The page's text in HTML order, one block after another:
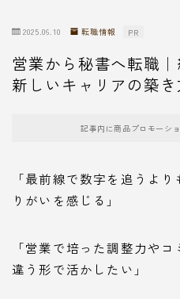
2025.06.10 転職情報 PR
営業から秘書へ転職｜
新しいキャリアの築き
記事内に商品プロモーシ
「最前線で数字を追うよ
りがいを感じる」
「営業で培った調整力や
違う形で活かしたい」